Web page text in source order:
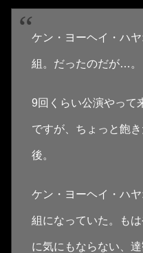
ケン・ヨーヘイ・ハ
組。だったのだが…。
9回くらい公演やって
ですが、ちょっと飽
後。
ケン・ヨーヘイ・ハ
組になっていた。も
に気にもならない、